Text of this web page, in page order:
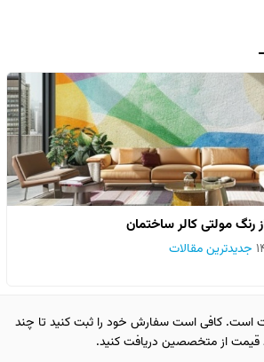
جدیدترین مقالات
است. کافی است سفارش خود را ثبت کنید تا چند
قیمت از متخصصین دریافت کنید.